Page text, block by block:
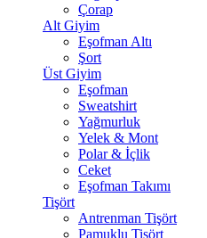
Çorap
Alt Giyim
Eşofman Altı
Şort
Üst Giyim
Eşofman
Sweatshirt
Yağmurluk
Yelek & Mont
Polar & İçlik
Ceket
Eşofman Takımı
Tişört
Antrenman Tişört
Pamuklu Tişört